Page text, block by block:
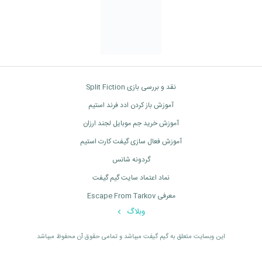
نقد و بررسی بازی Split Fiction
آموزش باز کردن ادد فرند استیم
آموزش خرید جم موبایل لجند ارزان
آموزش فعال سازی گیفت کارت استیم
گردونه شانس
نماد اعتماد سایت گیم گیفت
معرفی Escape From Tarkov
وبلاگ
اين وبسايت متعلق به گیم گیفت ميباشد و تمامی حقوق آن محفوظ ميباشد